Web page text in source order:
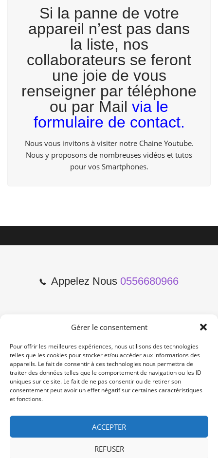
Gérer le consentement
Pour offrir les meilleures expériences, nous utilisons des technologies
telles que les cookies pour stocker et/ou accéder aux informations des
appareils. Le fait de consentir à ces technologies nous permettra de
traiter des données telles que le comportement de navigation ou les ID
uniques sur ce site. Le fait de ne pas consentir ou de retirer son
consentement peut avoir un effet négatif sur certaines caractéristiques
et fonctions.
ACCEPTER
REFUSER
Si la panne de votre
appareil n’est pas dans
la liste, nos
collaborateurs se feront
une joie de vous
renseigner par téléphone
ou par Mail via le
formulaire de contact.
Nous vous invitons à visiter notre Chaine Youtube.
Nous y proposons de nombreuses vidéos et tutos
pour vos Smartphones.
Appelez Nous 0556680966
2 Cours de l'Yser 33800
Bordeaux
Lun-Samedi: 10:00 -19:00
Non Stop
/ /